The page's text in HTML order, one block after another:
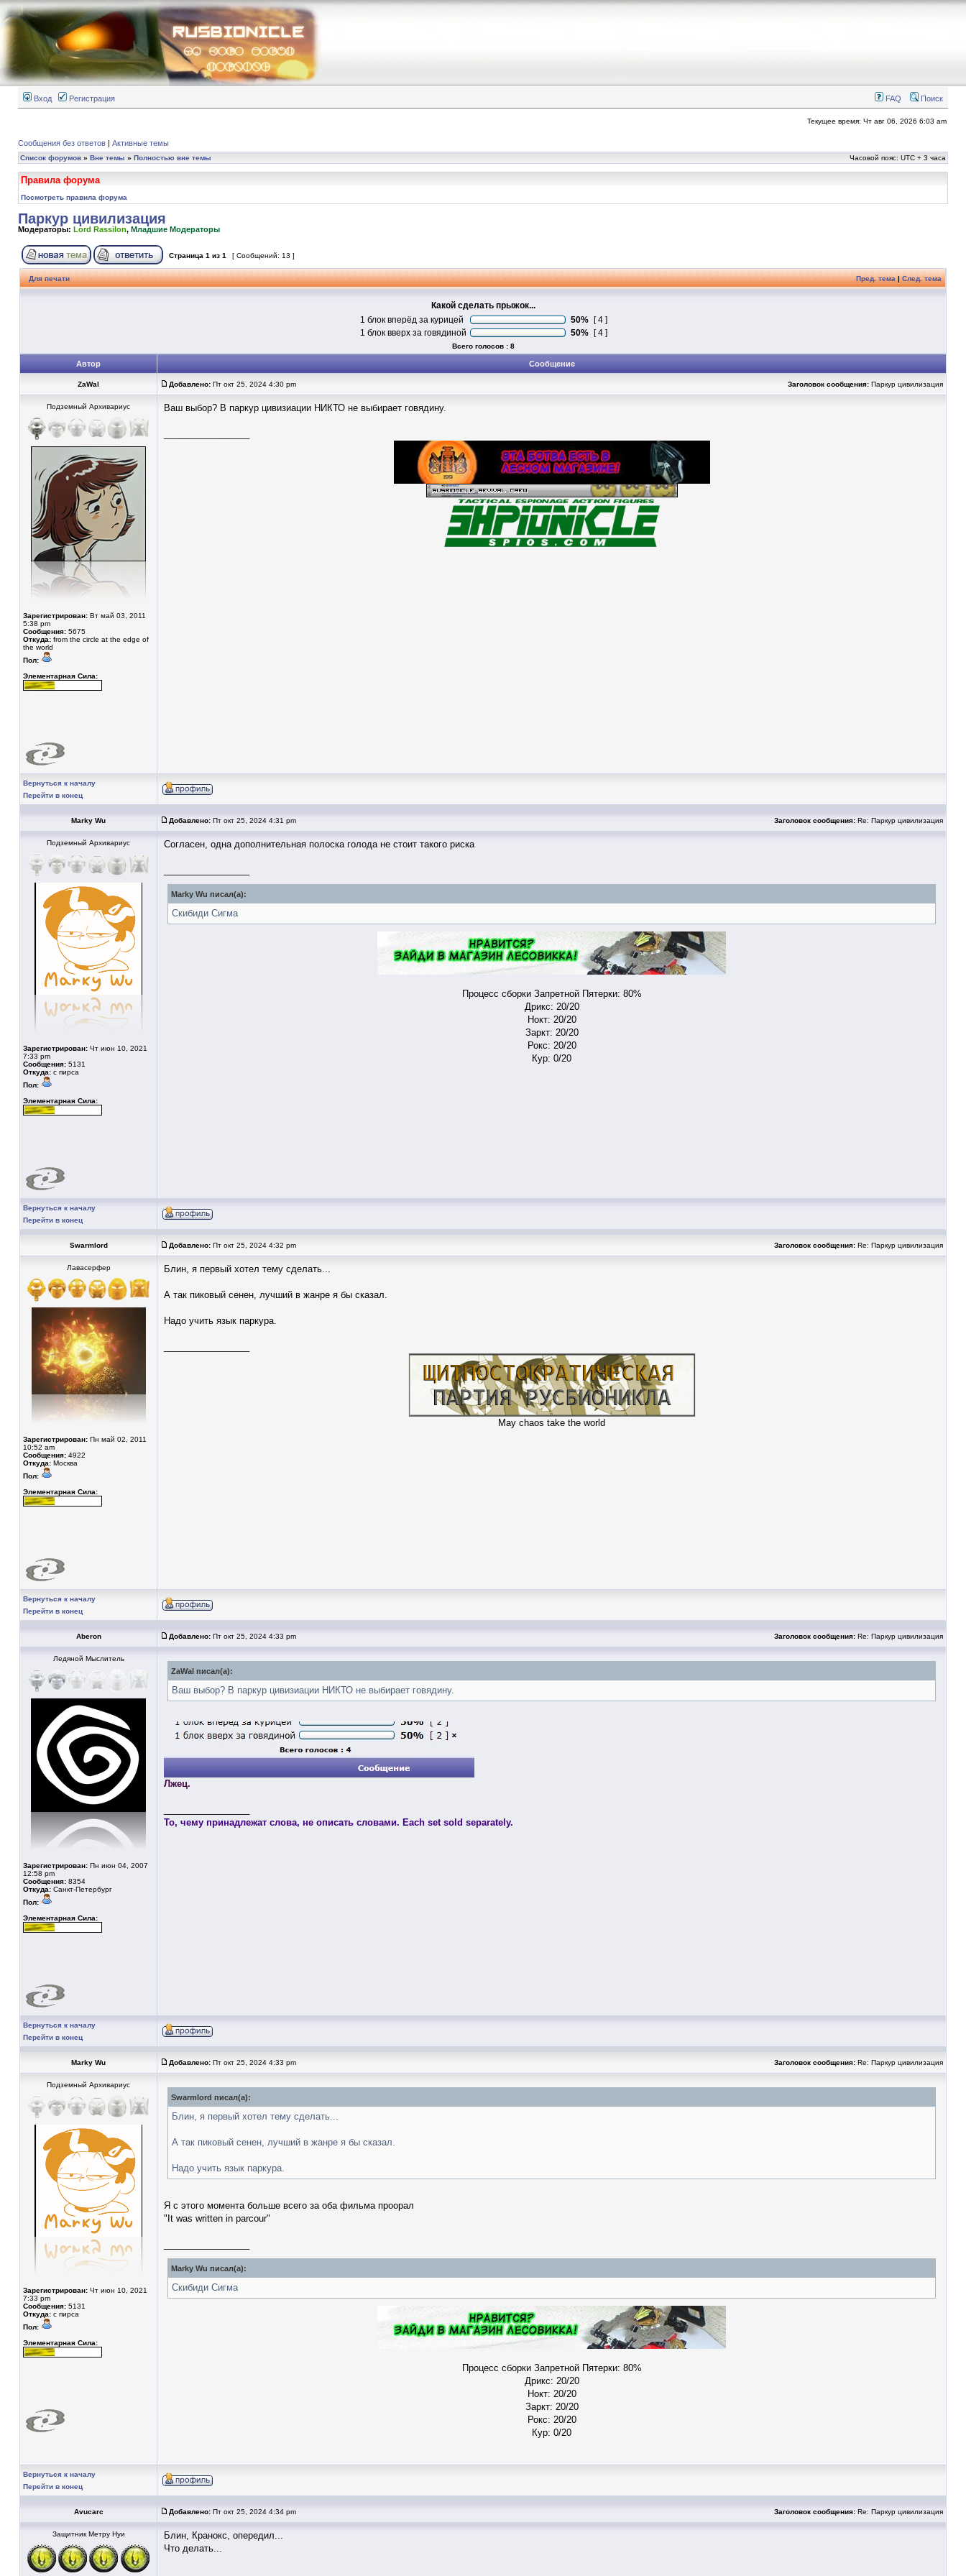
Вход Регистрация FAQ Поиск
Текущее время: Чт авг 06, 2026 6:03 am
Сообщения без ответов | Активные темы
Список форумов » Вне темы » Полностью вне темы Часовой пояс: UTC + 3 часа
Правила форума
Посмотреть правила форума
Паркур цивилизация
Модераторы: Lord Rassilon, Младшие Модераторы
Страница 1 из 1 [ Сообщений: 13 ]
Для печати Пред. тема|След. тема
Какой сделать прыжок...
1 блок вперёд за курицей
50%
[ 4 ]
1 блок вверх за говядиной
50% [ 4 ]
Всего голосов : 8
Автор Сообщение
ZaWal Добавлено: Пт окт 25, 2024 4:30 pm Заголовок сообщения: Паркур цивилизация
Подземный Архивариус
Зарегистрирован: Вт май 03, 2011
5:38 pm
Сообщения: 5675
Откуда: from the circle at the edge of
the world
Пол:
Элементарная Сила:
Ваш выбор? В паркур цивизиации НИКТО не выбирает говядину.
Вернуться к началу
Перейти в конец
Marky Wu Добавлено: Пт окт 25, 2024 4:31 pm Заголовок сообщения: Re: Паркур цивилизация
Подземный Архивариус
Зарегистрирован: Чт июн 10, 2021
7:33 pm
Сообщения: 5131
Откуда: с пирса
Пол:
Элементарная Сила:
Согласен, одна дополнительная полоска голода не стоит такого риска
Marky Wu писал(а):
Скибиди Сигма
Процесс сборки Запретной Пятерки: 80%
Дрикс: 20/20
Нокт: 20/20
Заркт: 20/20
Рокс: 20/20
Кур: 0/20
Вернуться к началу
Перейти в конец
Swarmlord Добавлено: Пт окт 25, 2024 4:32 pm Заголовок сообщения: Re: Паркур цивилизация
Лавасерфер
Зарегистрирован: Пн май 02, 2011
10:52 am
Сообщения: 4922
Откуда: Москва
Пол:
Элементарная Сила:
Блин, я первый хотел тему сделать...
А так пиковый сенен, лучший в жанре я бы сказал.
Надо учить язык паркура.
May chaos take the world
Вернуться к началу
Перейти в конец
Aberon Добавлено: Пт окт 25, 2024 4:33 pm Заголовок сообщения: Re: Паркур цивилизация
Ледяной Мыслитель
Зарегистрирован: Пн июн 04, 2007
12:58 pm
Сообщения: 8354
Откуда: Санкт-Петербург
Пол:
Элементарная Сила:
ZaWal писал(а):
Ваш выбор? В паркур цивизиации НИКТО не выбирает говядину.
Лжец.
То, чему принадлежат слова, не описать словами. Each set sold separately.
Вернуться к началу
Перейти в конец
Marky Wu Добавлено: Пт окт 25, 2024 4:33 pm Заголовок сообщения: Re: Паркур цивилизация
Подземный Архивариус
Зарегистрирован: Чт июн 10, 2021
7:33 pm
Сообщения: 5131
Откуда: с пирса
Пол:
Элементарная Сила:
Swarmlord писал(а):
Блин, я первый хотел тему сделать...
А так пиковый сенен, лучший в жанре я бы сказал.
Надо учить язык паркура.
Я с этого момента больше всего за оба фильма проорал
"It was written in parcour"
Marky Wu писал(а):
Скибиди Сигма
Процесс сборки Запретной Пятерки: 80%
Дрикс: 20/20
Нокт: 20/20
Заркт: 20/20
Рокс: 20/20
Кур: 0/20
Вернуться к началу
Перейти в конец
Avucarc Добавлено: Пт окт 25, 2024 4:34 pm Заголовок сообщения: Re: Паркур цивилизация
Защитник Метру Нуи
Блин, Кранокс, опередил...
Что делать...